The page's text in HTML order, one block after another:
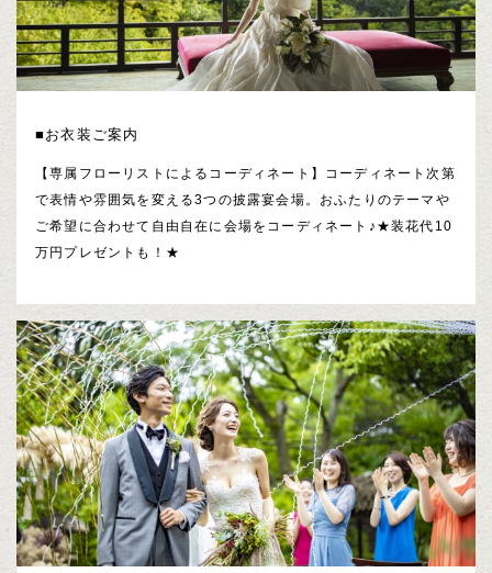
■お衣装ご案内
【専属フローリストによるコーディネート】コーディネート次第
で表情や雰囲気を変える3つの披露宴会場。おふたりのテーマや
ご希望に合わせて自由自在に会場をコーディネート♪★装花代10
万円プレゼントも！★